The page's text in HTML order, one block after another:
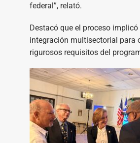
federal”, relató.
Destacó que el proceso implicó
integración multisectorial para
rigurosos requisitos del